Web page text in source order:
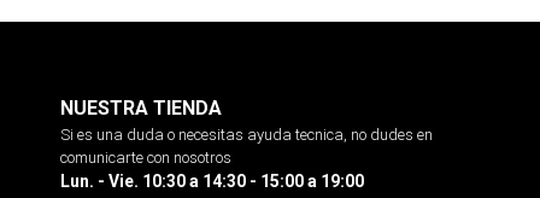
NUESTRA TIENDA
Si es una duda o necesitas ayuda tecnica, no dudes en
comunicarte con nosotros
Lun. - Vie. 10:30 a 14:30 - 15:00 a 19:00